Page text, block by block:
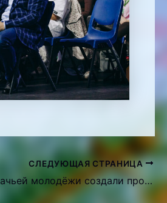
СЛЕДУЮЩАЯ СТРАНИЦА
На V Всероссийском слёте казачьей молодёжи создали продукты по развитию казачьего сообщества